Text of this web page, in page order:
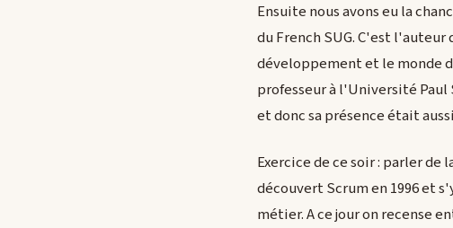
Ensuite nous avons eu la
du French SUG. C'est l'auteur
développement et le monde
professeur à l'Université Paul
et donc sa présence était
Exercice de ce soir : parler
découvert Scrum en 1996 et
métier. A ce jour on recense